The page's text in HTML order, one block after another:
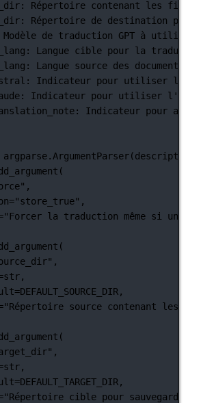
Répertoire contenant les
Répertoire de destination
Modèle de traduction GPT à utiliser.
Langue cible pour la
Langue source des documents.
Indicateur pour utiliser
Indicateur pour utiliser l'API
Indicateur pour
argparse.ArgumentParser(description
,
="store_true" ,
"Forcer la traduction même si une
,
str,
=DEFAULT_SOURCE_DIR,
"Répertoire source contenant les
,
str,
=DEFAULT_TARGET_DIR,
"Répertoire cible pour sauvegarder